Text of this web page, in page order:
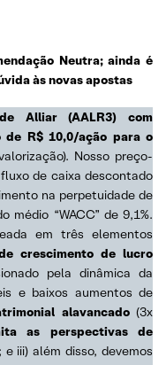
Neutra; ainda é
às novas apostas
Alliar (AALR3) com
de R$ 10,0/ação para o
Nosso preço-
de caixa descontado
na perpetuidade de
“WACC” de 9,1%.
em três elementos
crescimento de lucro
pela dinâmica da
e baixos aumentos de
alavancado(3x
as perspectivas de
e iii) além disso, devemos